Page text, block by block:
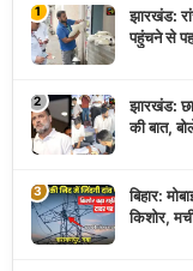
1
झारखंड:
पहुंचने से
2
झारखंड:
की बात,
3
बिहार:
किशोर,